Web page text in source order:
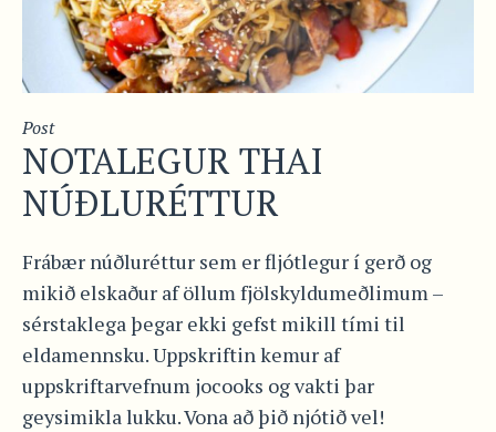
Post
NOTALEGUR THAI
NÚÐLURÉTTUR
Frábær núðluréttur sem er fljótlegur í gerð og
mikið elskaður af öllum fjölskyldumeðlimum –
sérstaklega þegar ekki gefst mikill tími til
eldamennsku. Uppskriftin kemur af
uppskriftarvefnum jocooks og vakti þar
geysimikla lukku. Vona að þið njótið vel!